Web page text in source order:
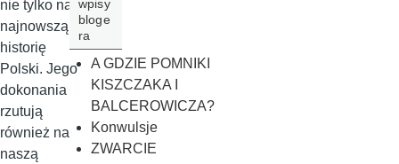
nie tylko na
najnowszą
historię
Polski. Jego
dokonania
rzutują
również na
naszą
wpisy
bloge
ra
A GDZIE POMNIKI
KISZCZAKA I
BALCEROWICZA?
Konwulsje
ZWARCIE